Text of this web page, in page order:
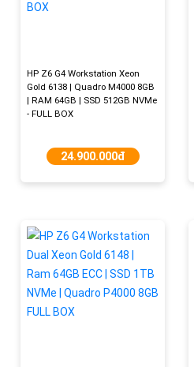
HP Z6 G4 Workstation Xeon
Gold 6138 | Quadro M4000 8GB
| RAM 64GB | SSD 512GB NVMe
- FULL BOX
24.900.000đ